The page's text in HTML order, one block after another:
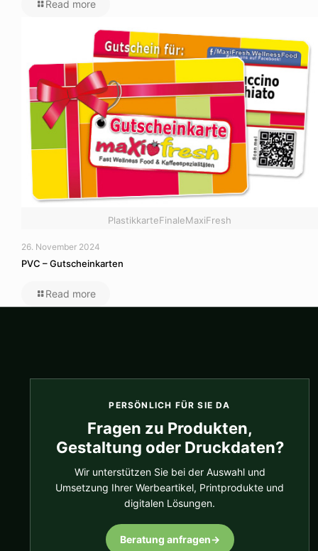
Read more
PlastikkarteFinaleMaxiFresh
26. November 2024
PVC – Gutscheinkarten
Read more
PERSÖNLICH FÜR SIE DA
Fragen zu Produkten,
Gestaltung oder Druckdaten?
Wir unterstützen Sie bei der Auswahl und
Umsetzung Ihrer Werbeartikel, Printprodukte und
digitalen Lösungen.
Beratung anfragen→